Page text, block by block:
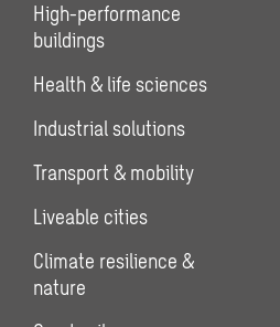
High-performance
buildings
Health & life sciences
Industrial solutions
Transport & mobility
Liveable cities
Climate resilience &
nature